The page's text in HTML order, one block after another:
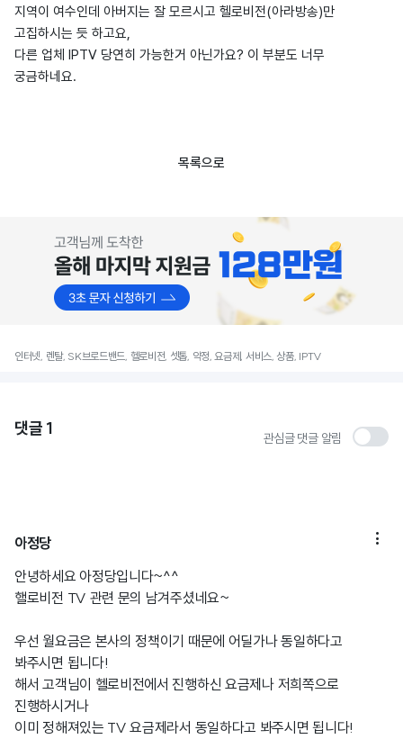
지역이 여수인데 아버지는 잘 모르시고 헬로비전(아라방송)만
고집하시는 듯 하고요,
다른 업체 IPTV 당연히 가능한거 아닌가요? 이 부분도 너무
궁금하네요.
목록으로
인터넷, 렌탈, SK브로드밴드, 헬로비전, 셋톱, 약정, 요금제, 서비스, 상품, IPTV
댓글 1 관심글 댓글 알림
아정당 
안녕하세요 아정당입니다~^^
핼로비전 TV 관련 문의 남겨주셨네요~
우선 월요금은 본사의 정책이기 때문에 어딜가나 동일하다고
봐주시면 됩니다!
해서 고객님이 헬로비전에서 진행하신 요금제나 저희쪽으로
진행하시거나
이미 정해져있는 TV 요금제라서 동일하다고 봐주시면 됩니다!